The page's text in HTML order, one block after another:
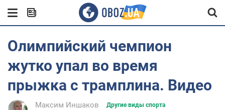
Олимпийский чемпион
жутко упал во время
прыжка с трамплина. Видео
Максим Иншаков Другие виды спорта